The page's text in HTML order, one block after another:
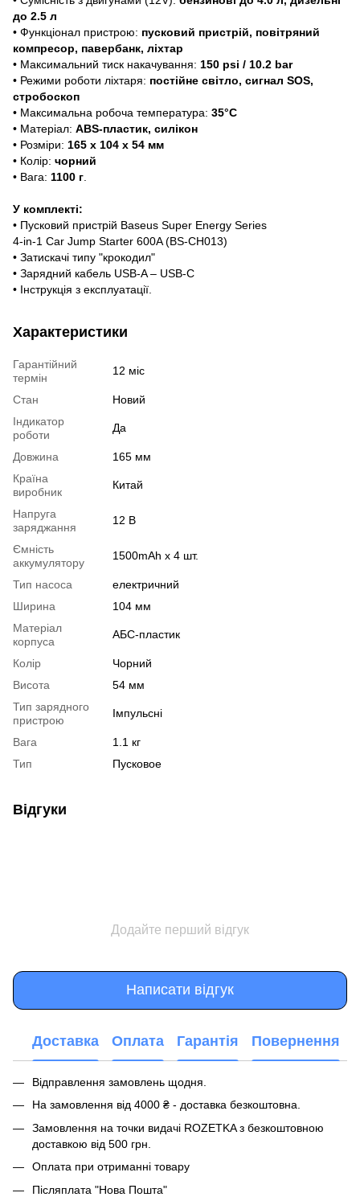
до 2.5 л
• Функціонал пристрою: пусковий пристрій, повітряний
компресор, павербанк, ліхтар
• Максимальний тиск накачування: 150 psi / 10.2 bar
• Режими роботи ліхтаря: постійне світло, сигнал SOS,
стробоскоп
• Максимальна робоча температура: 35°C
• Матеріал: ABS-пластик, силікон
• Розміри: 165 х 104 х 54 мм
• Колір: чорний
• Вага: 1100 г
У комплекті:
• Пусковий пристрій Baseus Super Energy Series
4-in-1 Car Jump Starter 600A (BS-CH013)
• Затискачі типу "крокодил"
• Зарядний кабель USB-A – USB-C
• Інструкція з експлуатації.
Характеристики
Гарантійний
термін
12 міс
Стан
Новий
Індикатор
роботи
Да
Довжина
165 мм
Країна
виробник
Китай
Напруга
заряджання
12 В
Ємність
аккумулятору
1500mAh x 4 шт.
Тип насоса
електричний
Ширина
104 мм
Матеріал
корпуса
АБС-пластик
Колір
Чорний
Висота
54 мм
Тип зарядного
пристрою
Імпульсні
Вага
1.1 кг
Тип
Пусковое
Відгуки
Додайте перший відгук
Написати відгук
Доставка Оплата Гарантія Повернення
Відправлення замовлень щодня.
На замовлення від 4000 ₴ - доставка безкоштовна.
Замовлення на точки видачі ROZETKA з безкоштовною
доставкою від 500 грн.
Оплата при отриманні товару
Післяплата "Нова Пошта"